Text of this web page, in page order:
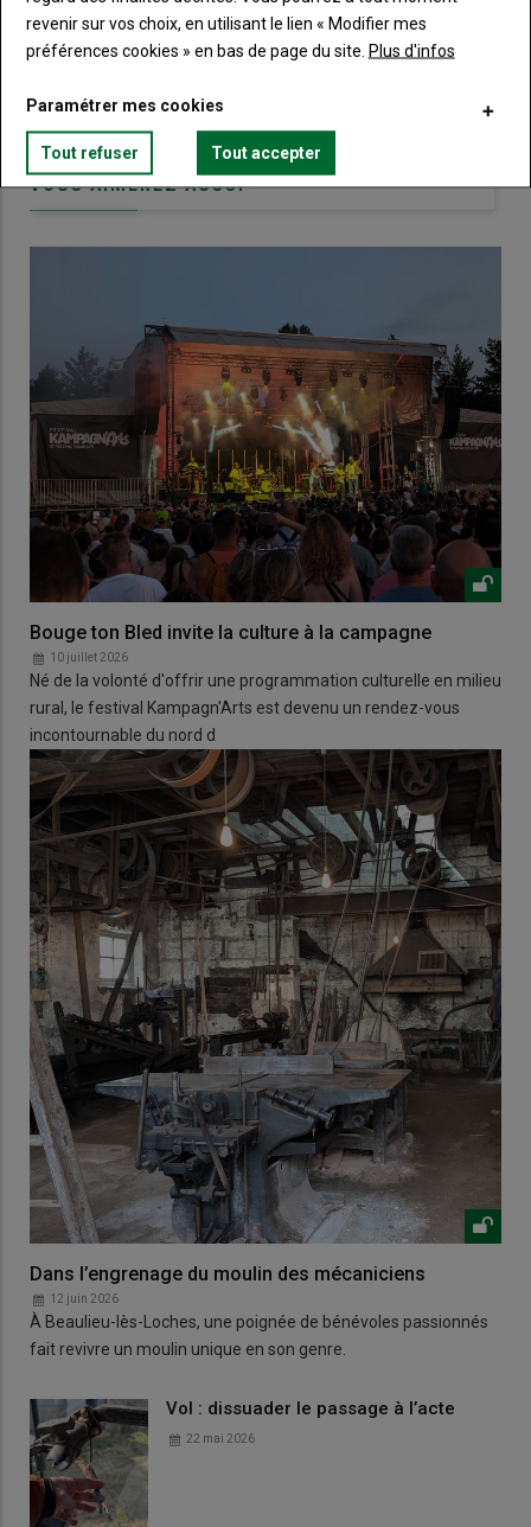
compte pour accéder à tout Terre de
Créez un compte
VOUS AIMEREZ AUSSI
Bouge ton Bled invite la culture à la campagne
10 juillet 2026
Né de la volonté d'offrir une programmation culturelle en milieu
rural, le festival Kampagn'Arts est devenu un rendez-vous
incontournable du nord d
Dans l’engrenage du moulin des mécaniciens
12 juin 2026
À Beaulieu-lès-Loches, une poignée de bénévoles passionnés
fait revivre un moulin unique en son genre.
Vol : dissuader le passage à l’acte
22 mai 2026
revenir sur vos choix, en utilisant le lien « Modifier mes
préférences cookies » en bas de page du site. Plus d'infos
Paramétrer mes cookies
Tout refuser Tout accepter